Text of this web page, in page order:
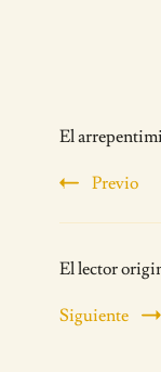
El
Previo
El lector
Siguiente